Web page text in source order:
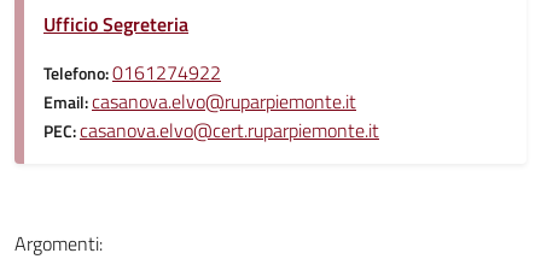
Ufficio Segreteria
Telefono:0161274922
Email:casanova.elvo@ruparpiemonte.it
PEC:casanova.elvo@cert.ruparpiemonte.it
Argomenti: